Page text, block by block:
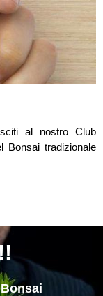
al nostro Club
Bonsai tradizionale